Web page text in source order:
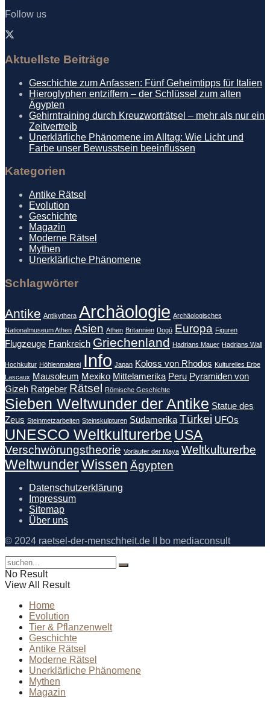
Follow us
Aktuellste Beiträge
Geschichte zum Anfassen: Fünf Geheimtipps für Italien
Hieroglyphen entziffern – der Schlüssel zum alten
Ägypten
Gehirntraining durch Kreuzworträtsel – mehr als nur ein
Zeitvertreib
Unerklärliche Phänomene im Alltag: Wie Licht und
Farbe unser Bewusstsein beeinflussen
Kategorien
Antike Rätsel
Evolution
Geschichte
Magazin
Moderne Rätsel
Mythen
Unerklärliche Phänomene
Schlagwörter
Antike Antikythera Archäologie Archäologisches
Nationalmuseum Athen Asien Athen Britannien Dogū Europa Figuren
Flugzeuge Frankreich Griechenland Hadrians Mauer Hadrians Wall
Hochkultur Höhlenmalerei Info Japan Koloss von Rhodos Kulturelles Erbe
Lascaux Mausoleum Mexiko Mittelamerika Peru Pyramiden von
Gizeh Ratgeber Rätsel Römische Geschichte
Sieben Weltwunder der Antike Statue des
Zeus Steinmetzarbeiten Steinskulpturen Südamerika Türkei UFOs
UNESCO Weltkulturerbe USA
Verschwörungstheorie Vorläufer der Maya Weltkulturerbe
WeltwunderWissen Ägypten
Datenschutzerklärung
Impressum
Sitemap
Über uns
© 2024 raetsel-der-menschheit.de II bo mediaconsult
No Result
View All Result
Home
Evolution
Tier & Pflanzenwelt
Geschichte
Antike Rätsel
Moderne Rätsel
Unerklärliche Phänomene
Mythen
Magazin